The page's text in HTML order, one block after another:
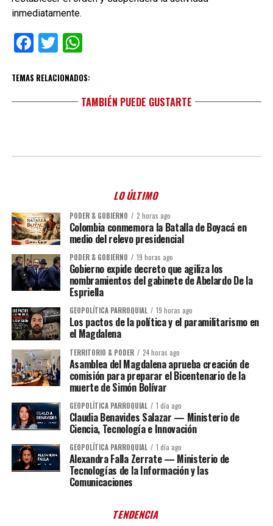
inmediatamente.
Facebook
TwitterWhatsApp
TEMAS RELACIONADOS:
TAMBIÉN PUEDE GUSTARTE
LO ÚLTIMO
PODER & GOBIERNO 2 horas ago
Colombia conmemora la Batalla de Boyacá en
medio del relevo presidencial
PODER & GOBIERNO 19 horas ago
Gobierno expide decreto que agiliza los
nombramientos del gabinete de Abelardo De la
Espriella
GEOPOLÍTICA PARROQUIAL 19 horas ago
Los pactos de la política y el paramilitarismo en
el Magdalena
TERRITORIO & PODER 24 horas ago
Asamblea del Magdalena aprueba creación de
comisión para preparar el Bicentenario de la
muerte de Simón Bolívar
GEOPOLÍTICA PARROQUIAL 1 día ago
Claudia Benavides Salazar — Ministerio de
Ciencia, Tecnología e Innovación
GEOPOLÍTICA PARROQUIAL 1 día ago
Alexandra Falla Zerrate — Ministerio de
Tecnologías de la Información y las
Comunicaciones
TENDENCIA